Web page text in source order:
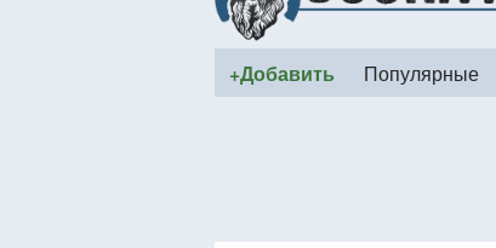
+Добавить Популярные